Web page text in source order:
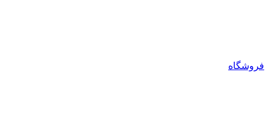
فروشگاه